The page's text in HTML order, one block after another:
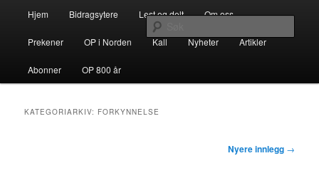
Dominikanerordenen i Norden
Hjem Bidragsytere Lest og delt Om oss
Prekener OP i Norden Kall Nyheter Artikler
Abonner OP 800 år
KATEGORIARKIV: FORKYNNELSE
Nyere innlegg →